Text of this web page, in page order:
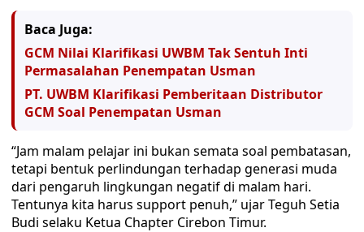
Baca Juga:
GCM Nilai Klarifikasi UWBM Tak Sentuh Inti
Permasalahan Penempatan Usman
PT. UWBM Klarifikasi Pemberitaan Distributor
GCM Soal Penempatan Usman
“Jam malam pelajar ini bukan semata soal pembatasan,
tetapi bentuk perlindungan terhadap generasi muda
dari pengaruh lingkungan negatif di malam hari.
Tentunya kita harus support penuh,” ujar Teguh Setia
Budi selaku Ketua Chapter Cirebon Timur.